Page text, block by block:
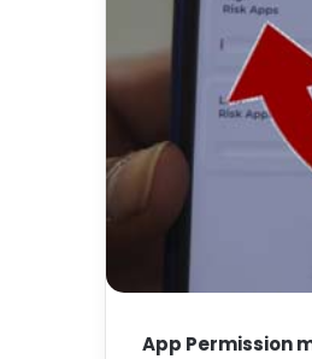
App Permission